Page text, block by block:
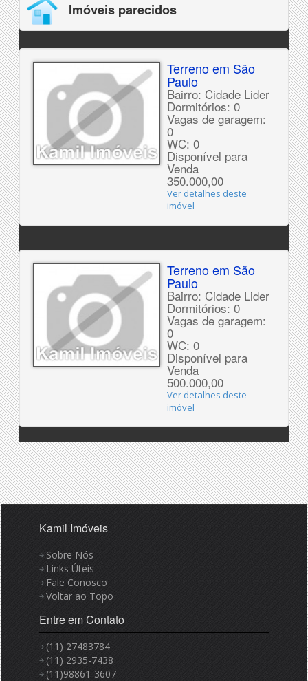
Imóveis parecidos
Terreno em São
Paulo
Bairro: Cidade Lider
Dormitórios: 0
Vagas de garagem:
0
WC: 0
Disponível para
Venda
350.000,00
Ver detalhes deste
imóvel
Terreno em São
Paulo
Bairro: Cidade Lider
Dormitórios: 0
Vagas de garagem:
0
WC: 0
Disponível para
Venda
500.000,00
Ver detalhes deste
imóvel
Kamil Imóveis
Sobre Nós
Links Úteis
Fale Conosco
Voltar ao Topo
Entre em Contato
(11) 27483784
(11) 2935-7438
(11)98861-3607